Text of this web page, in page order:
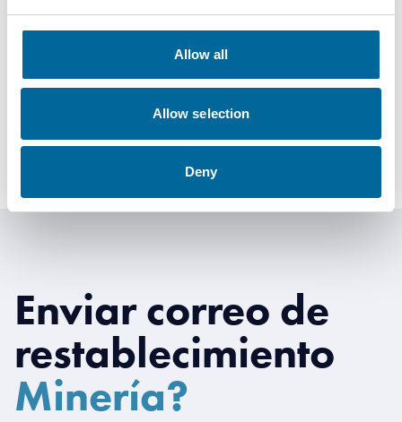
Allow all
Allow selection
Deny
Dan Johansson
Enviar correo de
restablecimiento
Minería?